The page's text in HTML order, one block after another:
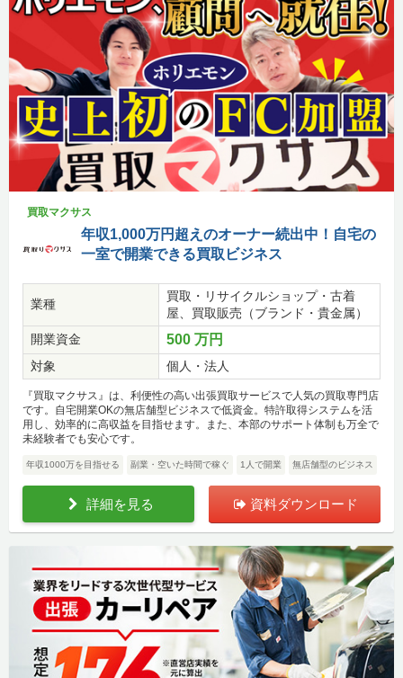
買取マクサス
年収1,000万円超えのオーナー続出中！自宅の
一室で開業できる買取ビジネス
業種
買取・リサイクルショップ・古着
屋、買取販売（ブランド・貴金属）
開業資金
500 万円
対象 個人・法人
『買取マクサス』は、利便性の高い出張買取サービスで人気の買取専門店
です。自宅開業OKの無店舗型ビジネスで低資金。特許取得システムを活
用し、効率的に高収益を目指せます。また、本部のサポート体制も万全で
未経験者でも安心です。
年収1000万を目指せる 副業・空いた時間で稼ぐ 1人で開業 無店舗型のビジネス
詳細を見る 資料ダウンロード